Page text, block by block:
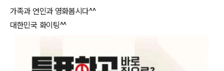
가족과 연인과 영화봅시다^^
대한민국 화이팅^^